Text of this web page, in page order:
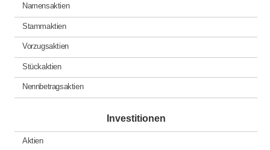
Namensaktien
Stammaktien
Vorzugsaktien
Stückaktien
Nennbetragsaktien
Investitionen
Aktien